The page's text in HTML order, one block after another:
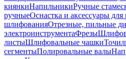
киянкиНапильникиРучные
ручныеОснастка и аксессуары для
шлифованияОтрезные, пильные
электроинструментаФрезы
листыШлифовальные чашки
сегментыПолировальные валы